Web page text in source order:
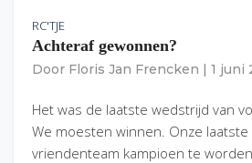
RC'TJE
Achteraf gewonnen?
Door Floris Jan Frencken 1 juni
Het was de laatste wedstrijd van
We moesten winnen. Onze laatste
vriendenteam kampioen te